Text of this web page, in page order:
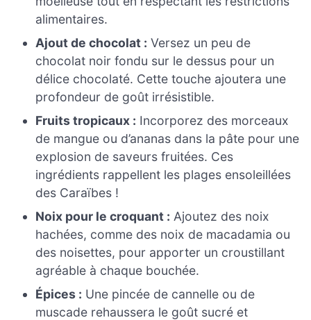
alimentaires.
Ajout de chocolat : Versez un peu de
chocolat noir fondu sur le dessus pour un
délice chocolaté. Cette touche ajoutera une
profondeur de goût irrésistible.
Fruits tropicaux : Incorporez des morceaux
de mangue ou d’ananas dans la pâte pour une
explosion de saveurs fruitées. Ces
ingrédients rappellent les plages ensoleillées
des Caraïbes !
Noix pour le croquant : Ajoutez des noix
hachées, comme des noix de macadamia ou
des noisettes, pour apporter un croustillant
agréable à chaque bouchée.
Épices : Une pincée de cannelle ou de
muscade rehaussera le goût sucré et